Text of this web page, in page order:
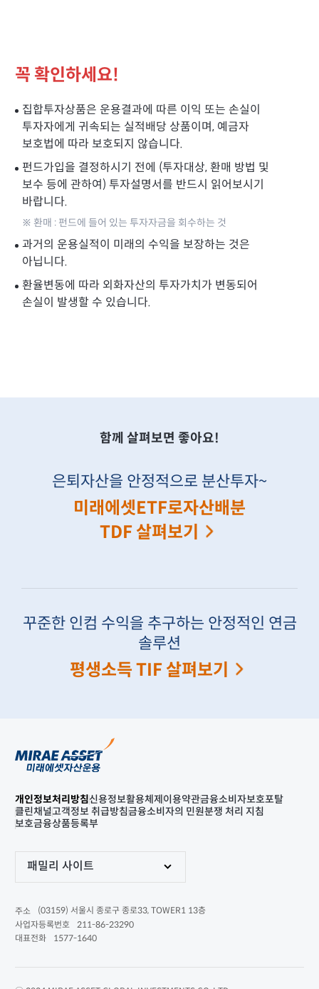
꼭 확인하세요!
집합투자상품은 운용결과에 따른 이익 또는 손실이
투자자에게 귀속되는 실적배당 상품이며, 예금자
보호법에 따라 보호되지 않습니다.
펀드가입을 결정하시기 전에 (투자대상, 환매 방법 및
보수 등에 관하여) 투자설명서를 반드시 읽어보시기
바랍니다.
※ 환매 : 펀드에 들어 있는 투자자금을 회수하는 것
과거의 운용실적이 미래의 수익을 보장하는 것은
아닙니다.
환율변동에 따라 외화자산의 투자가치가 변동되어
손실이 발생할 수 있습니다.
함께 살펴보면 좋아요!
은퇴자산을 안정적으로 분산투자~
미래에셋ETF로자산배분
TDF 살펴보기
꾸준한 인컴 수익을 추구하는 안정적인 연금
솔루션
평생소득 TIF 살펴보기
개인정보처리방침신용정보활용체제 이용약관금융소비자보호포탈
클린채널고객정보 취급방침금융소비자의 민원분쟁 처리 지침
보호금융상품등록부
패밀리 사이트
주소
(03159) 서울시 종로구 종로33, TOWER1 13층
사업자등록번호
211-86-23290
대표전화
1577-1640